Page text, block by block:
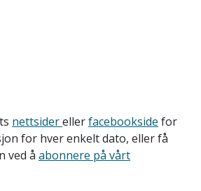
nettsiderellerfacebookside for
for hver enkelt dato, eller få
ved å abonnere på vårt